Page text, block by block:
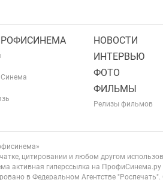
НОВОСТИ
ИНТЕРВЬЮ
ФОТО
ФИЛЬМЫ
Релизы фильмов
цитировании и любом другом
активная гиперссылка на ПрофиСинема.ру
в Федеральном Агентстве "Роспечать".